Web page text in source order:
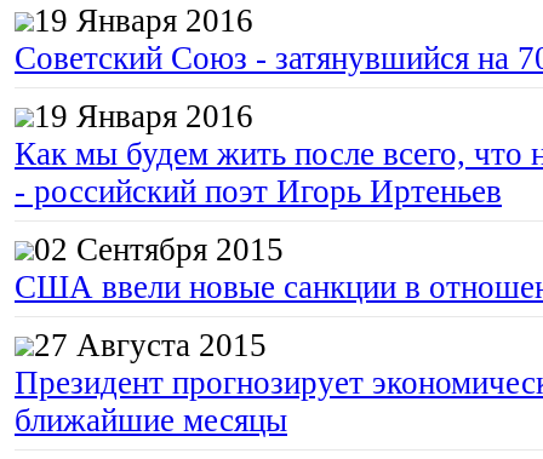
19 Января 2016
Советский Союз - затянувшийся на
19 Января 2016
Как мы будем жить после всего, что
- российский поэт Игорь Иртеньев
02 Сентября 2015
США ввели новые санкции в
27 Августа 2015
Президент прогнозирует
ближайшие месяцы